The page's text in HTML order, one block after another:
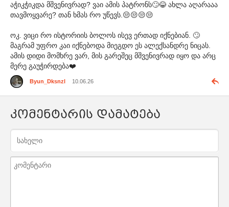
აჭიკჭიკდა მშვენივრად? ვაი ამის პატრონს🙄😂 ახლა აღარააა
თავმოყვარე? თან ხმას რო უწევს.😒😒😒😒
ოკ. ვიცი რო ისტორიის ბოლოს ისევ ერთად იქნებიან. 🙄
მაგრამ უფრო კაი იქნებოდა მიეგდო ეს ალექსანდრე ნიცას.
ამის დიდი მომხრე ვარ, მის გარეშეც მშვენივრად იყო და არც
მერე გაუჭირდება❤️
Byun_Dksnzl 10.06.26
კომენტარის დამატება